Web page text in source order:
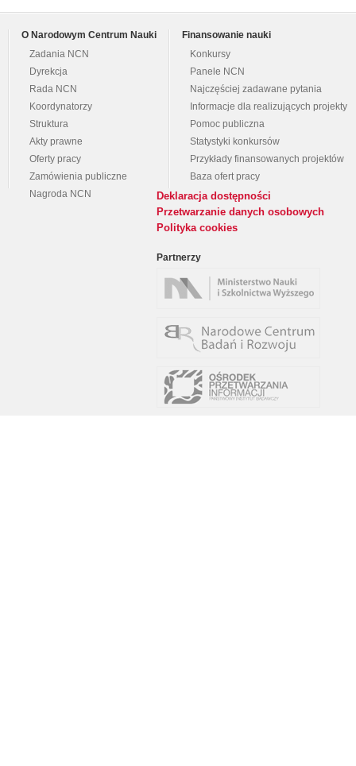
O Narodowym Centrum Nauki
Zadania NCN
Dyrekcja
Rada NCN
Koordynatorzy
Struktura
Akty prawne
Oferty pracy
Zamówienia publiczne
Nagroda NCN
Finansowanie nauki
Konkursy
Panele NCN
Najczęściej zadawane pytania
Informacje dla realizujących projekty
Pomoc publiczna
Statystyki konkursów
Przykłady finansowanych projektów
Baza ofert pracy
Deklaracja dostępności
Przetwarzanie danych osobowych
Polityka cookies
Partnerzy